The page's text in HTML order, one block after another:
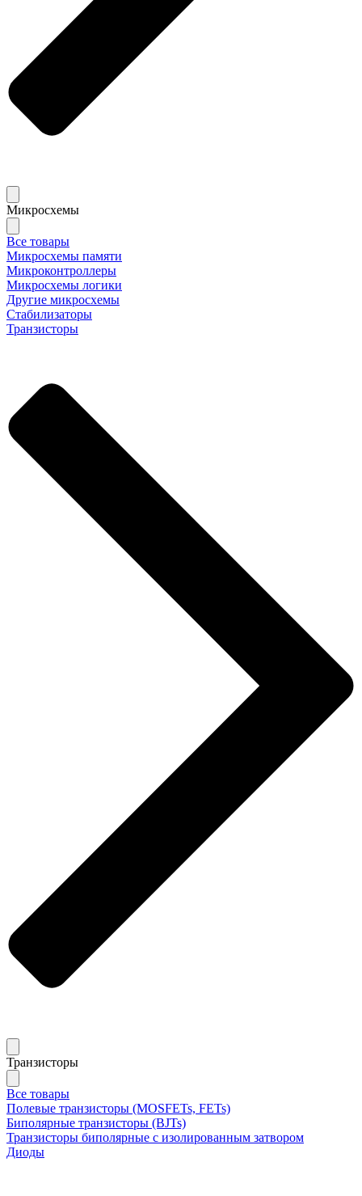
Микросхемы
Все товары
Микросхемы памяти
Микроконтроллеры
Микросхемы логики
Другие микросхемы
Стабилизаторы
Транзисторы
Транзисторы
Все товары
Полевые транзисторы (MOSFETs, FETs)
Биполярные транзисторы (BJTs)
Транзисторы биполярные с изолированным затвором
Диоды